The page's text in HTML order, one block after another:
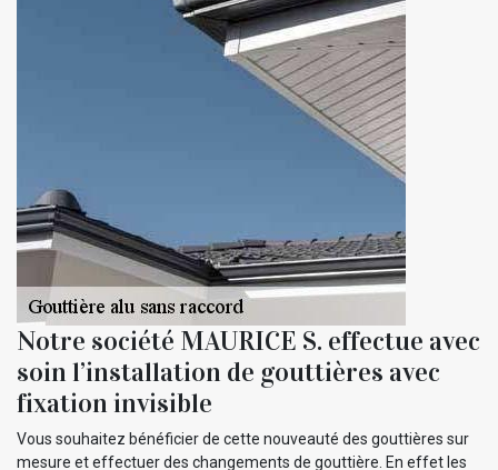
Notre société MAURICE S. effectue avec
soin l’installation de gouttières avec
fixation invisible
Vous souhaitez bénéficier de cette nouveauté des gouttières sur
mesure et effectuer des changements de gouttière. En effet les